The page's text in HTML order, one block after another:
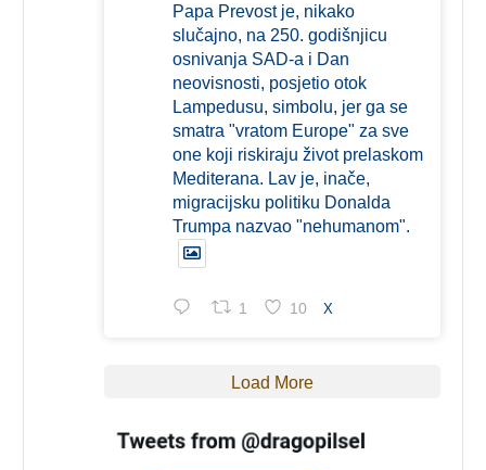
Papa Prevost je, nikako
slučajno, na 250. godišnjicu
osnivanja SAD-a i Dan
neovisnosti, posjetio otok
Lampedusu, simbolu, jer ga se
smatra "vratom Europe" za sve
one koji riskiraju život prelaskom
Mediterana. Lav je, inače,
migracijsku politiku Donalda
Trumpa nazvao "nehumanom".
1 10 X
Load More